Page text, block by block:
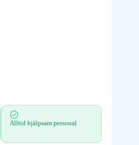
Alltid hjälpsam personal